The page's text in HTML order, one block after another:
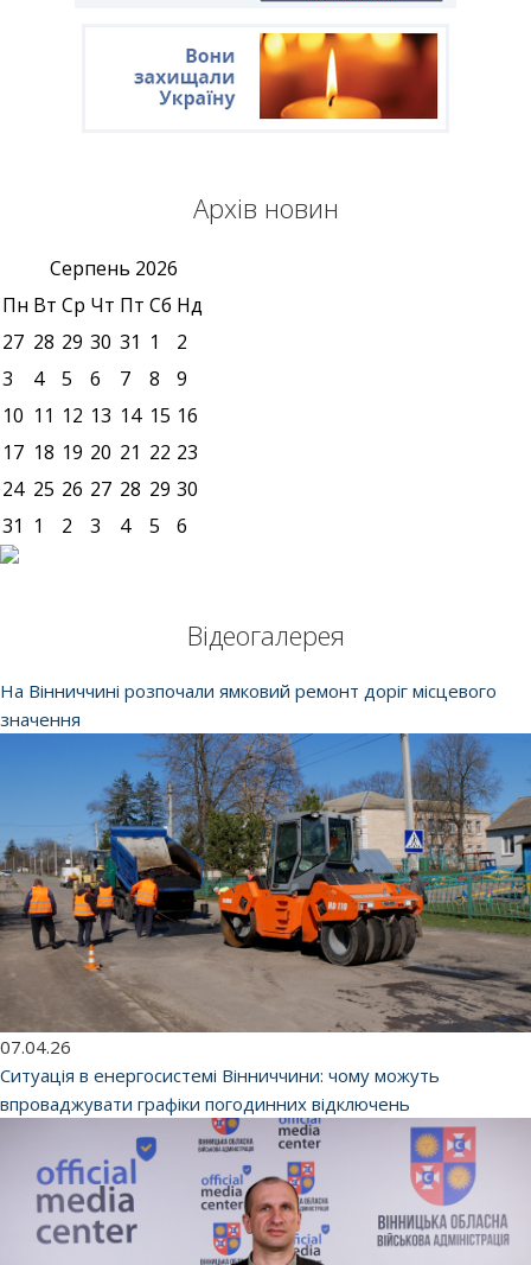
Архів новин
Серпень 2026
Пн Вт Ср Чт Пт Сб Нд
27 28 29 30 31 1
2
3
4 5 6 7 8
9
10 11 12 13 14 15 16
17 18 19 20 21 22 23
24 25 26 27 28 29 30
31 1 2 3 4 5 6
Відеогалерея
На Вінниччині розпочали ямковий ремонт доріг місцевого
значення
07.04.26
Ситуація в енергосистемі Вінниччини: чому можуть
впроваджувати графіки погодинних відключень